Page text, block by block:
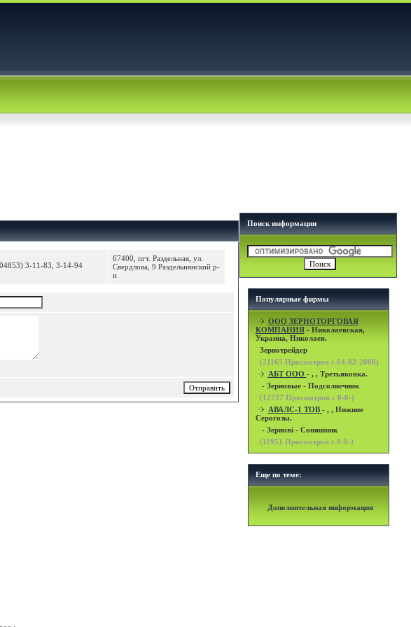
3-11-83, 3-14-94
67400, пгт. Раздельная, ул.
Свердлова, 9 Раздельнянский р-
н
Поиск информации
Популярные фирмы
OOO ЗЕРНОТОРГОВАЯ
КОМПАНИЯ- Николаевская,
Украина, Николаев.
Зернотрейдер
(21165 Просмотров с 04-02-2008)
АБТ ООО - , , Третьяковка.
- Зерновые - Подсолнечник
(12737 Просмотров с 0-0-)
АВАЛС-1 ТОВ - , , Нижние
Серогозы.
- Зернові - Соняшник
(11951 Просмотров с 0-0-)
Еще по теме:
Дополнительная информация